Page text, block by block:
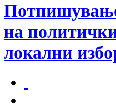
на
локални